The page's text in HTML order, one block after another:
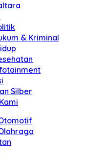
& Kriminal
Silber